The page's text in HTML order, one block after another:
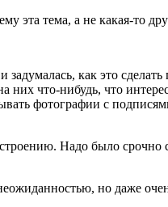
эта тема, а не какая-то
как это
что-нибудь, что
фотографии с
Надо было
но даже